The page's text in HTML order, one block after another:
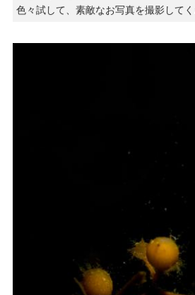
色々試して、素敵なお写真を撮影してく